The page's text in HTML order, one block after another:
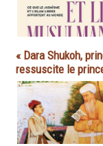
« Dara Shukoh,
ressuscite le